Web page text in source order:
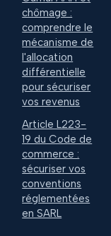
chômage :
comprendre le
mécanisme de
l'allocation
différentielle
pour sécuriser
vos revenus
Article L223-
19 du Code de
commerce :
sécuriser vos
conventions
réglementées
en SARL